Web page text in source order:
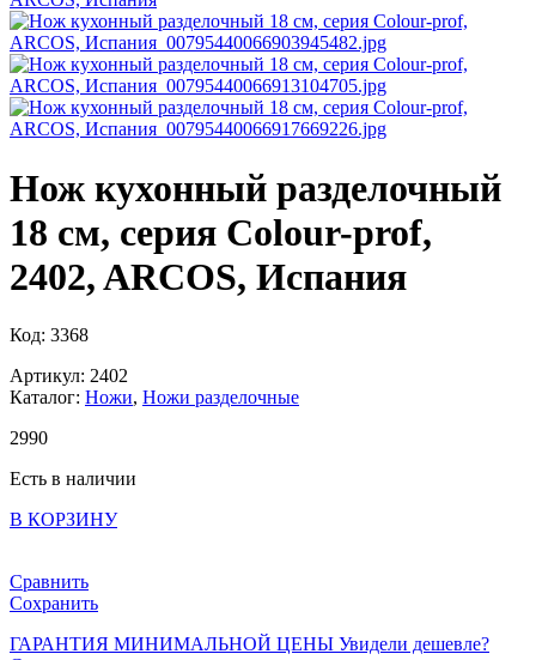
Нож кухонный разделочный
18 см, серия Colour-prof,
2402, ARCOS, Испания
Код: 3368
Артикул: 2402
Каталог: Ножи, Ножи разделочные
2990
Есть в наличии
В КОРЗИНУ
Сравнить
Сохранить
ГАРАНТИЯ МИНИМАЛЬНОЙ ЦЕНЫ Увидели дешевле?